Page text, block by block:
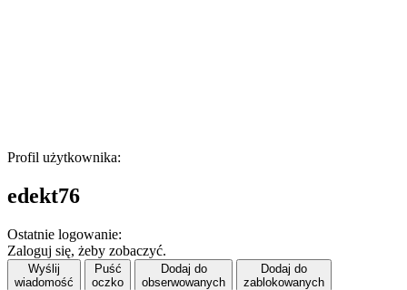
Profil użytkownika:
edekt76
Ostatnie logowanie:
Zaloguj się, żeby zobaczyć.
Wyślij
wiadomość
Puść
oczko
Dodaj do
obserwowanych
Dodaj do
zablokowanych